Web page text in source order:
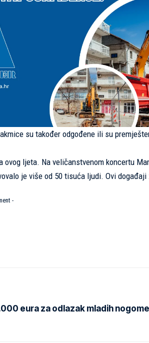
su također odgođene ili su
ljeta. Na veličanstvenom koncertu
je više od 50 tisuća ljudi. Ovi
-
eura za odlazak mladih